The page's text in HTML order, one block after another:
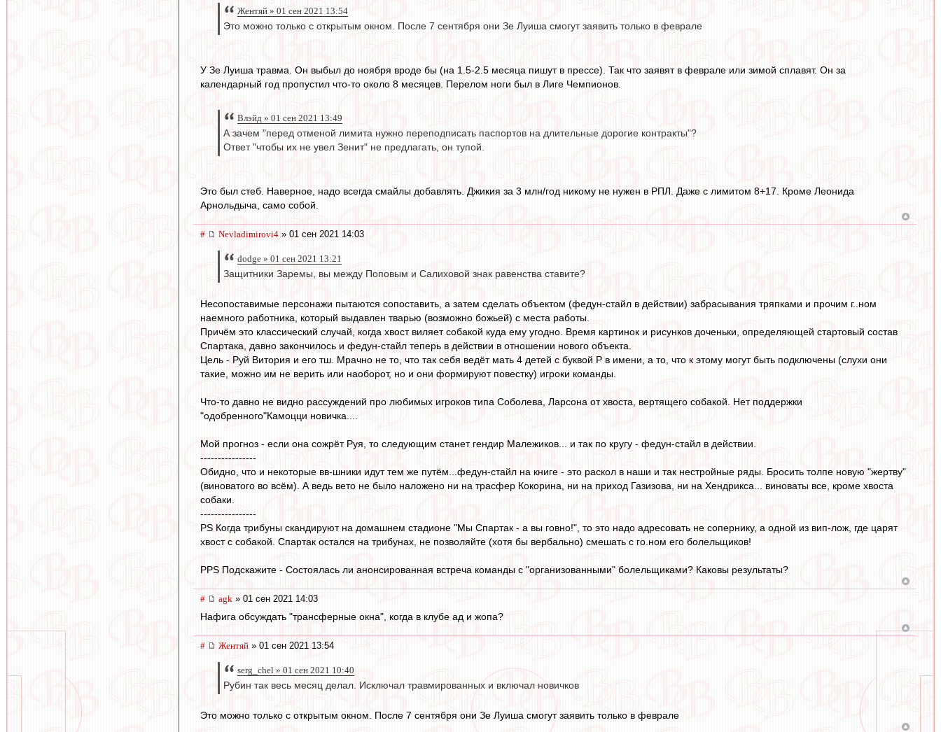
Жентяй » 01 сен 2021 13:54
Это можно только с открытым окном. После 7 сентября они Зе Луиша смогут заявить только в феврале
У Зе Луиша травма. Он выбыл до ноября вроде бы (на 1.5-2.5 месяца пишут в прессе). Так что заявят в феврале или зимой сплавят. Он за
календарный год пропустил что-то около 8 месяцев. Перелом ноги был в Лиге Чемпионов.
Влэйд » 01 сен 2021 13:49
А зачем "перед отменой лимита нужно переподписать паспортов на длительные дорогие контракты"?
Ответ "чтобы их не увел Зенит" не предлагать, он тупой.
Это был стеб. Наверное, надо всегда смайлы добавлять. Джикия за 3 млн/год никому не нужен в РПЛ. Даже с лимитом 8+17. Кроме Леонида
Арнольдыча, само собой.
# Nevladimirovi4 » 01 сен 2021 14:03
dodge » 01 сен 2021 13:21
Защитники Заремы, вы между Поповым и Салиховой знак равенства ставите?
Несопоставимые персонажи пытаются сопоставить, а затем сделать объектом (федун-стайл в действии) забрасывания тряпками и прочим г..ном
наемного работника, который выдавлен тварью (возможно божьей) с места работы.
Причём это классический случай, когда хвост виляет собакой куда ему угодно. Время картинок и рисунков доченьки, определяющей стартовый состав
Спартака, давно закончилось и федун-стайл теперь в действии в отношении нового объекта.
Цель - Руй Витория и его тш. Мрачно не то, что так себя ведёт мать 4 детей с буквой Р в имени, а то, что к этому могут быть подключены (слухи они
такие, можно им не верить или наоборот, но и они формируют повестку) игроки команды.
Что-то давно не видно рассуждений про любимых игроков типа Соболева, Ларсона от хвоста, вертящего собакой. Нет поддержки
"одобренного"Камоцци новичка....
Мой прогноз - если она сожрёт Руя, то следующим станет гендир Малежиков... и так по кругу - федун-стайл в действии.
----------------
Обидно, что и некоторые вв-шники идут тем же путём...федун-стайл на книге - это раскол в наши и так нестройные ряды. Бросить толпе новую "жертву"
(виноватого во всём). А ведь вето не было наложено ни на трасфер Кокорина, ни на приход Газизова, ни на Хендрикса... виноваты все, кроме хвоста
собаки.
----------------
PS Когда трибуны скандируют на домашнем стадионе "Мы Спартак - а вы говно!", то это надо адресовать не сопернику, а одной из вип-лож, где царят
хвост с собакой. Спартак остался на трибунах, не позволяйте (хотя бы вербально) смешать с го.ном его болельщиков!
PPS Подскажите - Cостоялась ли анонсированная встреча команды с "организованными" болельщиками? Каковы результаты?
# agk » 01 сен 2021 14:03
Нафига обсуждать "трансферные окна", когда в клубе ад и жопа?
# Жентяй » 01 сен 2021 13:54
serg_chel » 01 сен 2021 10:40
Рубин так весь месяц делал. Исключал травмированных и включал новичков
Это можно только с открытым окном. После 7 сентября они Зе Луиша смогут заявить только в феврале